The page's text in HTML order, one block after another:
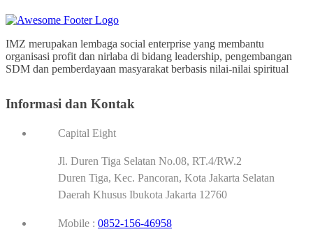
IMZ merupakan lembaga social enterprise yang membantu
organisasi profit dan nirlaba di bidang leadership, pengembangan
SDM dan pemberdayaan masyarakat berbasis nilai-nilai spiritual
Informasi dan Kontak
Capital Eight
Jl. Duren Tiga Selatan No.08, RT.4/RW.2
Duren Tiga, Kec. Pancoran, Kota Jakarta Selatan
Daerah Khusus Ibukota Jakarta 12760
Mobile : 0852-156-46958